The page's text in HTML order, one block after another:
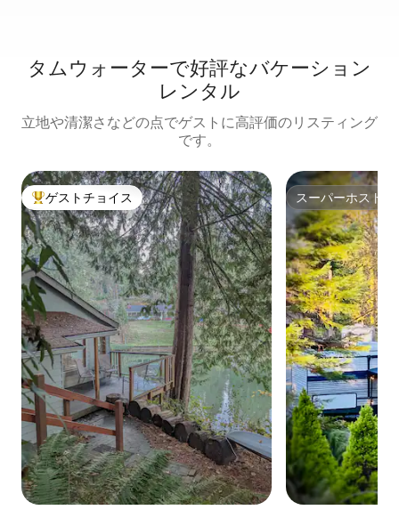
タムウォーターで好評なバケーション
レンタル
立地や清潔さなどの点でゲストに高評価のリスティング
です。
大好評のゲストチョイスです。
ゲストチョイス スーパーホスト
スーパーホスト